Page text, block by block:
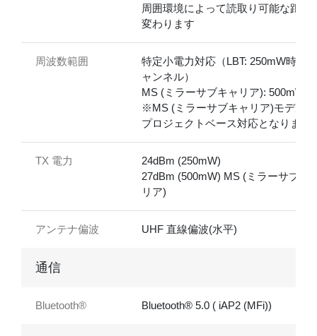
周囲環境によって読取り可能な距離
変わります
周波数範囲
特定小電力対応（LBT: 250mW時13
ャンネル）
MS (ミラーサブキャリア): 500mW時
※MS (ミラーサブキャリア)モデルは
プロジェクトベース対応となります
TX 電力
24dBm (250mW)
27dBm (500mW) MS (ミラーサブキ
リア)
アンテナ偏波 UHF 直線偏波(水平)
通信
Bluetooth® Bluetooth® 5.0 ( iAP2 (MFi))